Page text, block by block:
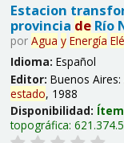
Estacion
provincia deRío
por Agua y Energía
Idioma: Español
Editor: Buenos Aires:
estado, 1988
Disponibilidad:
topográfica: